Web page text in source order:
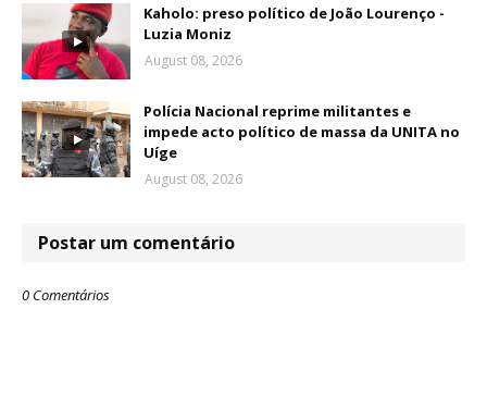
Kaholo: preso político de João Lourenço -
Luzia Moniz
August 08, 2026
Polícia Nacional reprime militantes e
impede acto político de massa da UNITA no
Uíge
August 08, 2026
Postar um comentário
0 Comentários